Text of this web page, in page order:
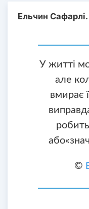
Ельчин
У житті
але
вмирає
©